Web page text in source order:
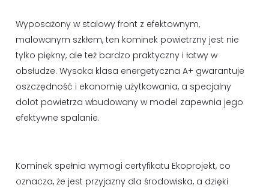
Wyposażony w stalowy front z efektownym,
malowanym szkłem, ten kominek powietrzny jest nie
tylko piękny, ale też bardzo praktyczny i łatwy w
obsłudze. Wysoka klasa energetyczna A+ gwarantuje
oszczędność i ekonomię użytkowania, a specjalny
dolot powietrza wbudowany w model zapewnia jego
efektywne spalanie.
Kominek spełnia wymogi certyfikatu Ekoprojekt, co
oznacza, że jest przyjazny dla środowiska, a dzięki